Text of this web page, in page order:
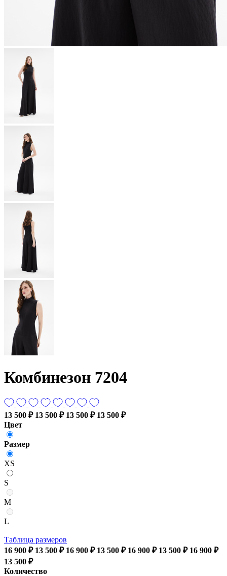
Комбинезон 7204
13 500 ₽ 13 500 ₽ 13 500 ₽ 13 500 ₽
Цвет
Размер
XS
S
M
L
Таблица размеров
16 900 ₽ 13 500 ₽ 16 900 ₽ 13 500 ₽ 16 900 ₽ 13 500 ₽ 16 900 ₽
13 500 ₽
Количество